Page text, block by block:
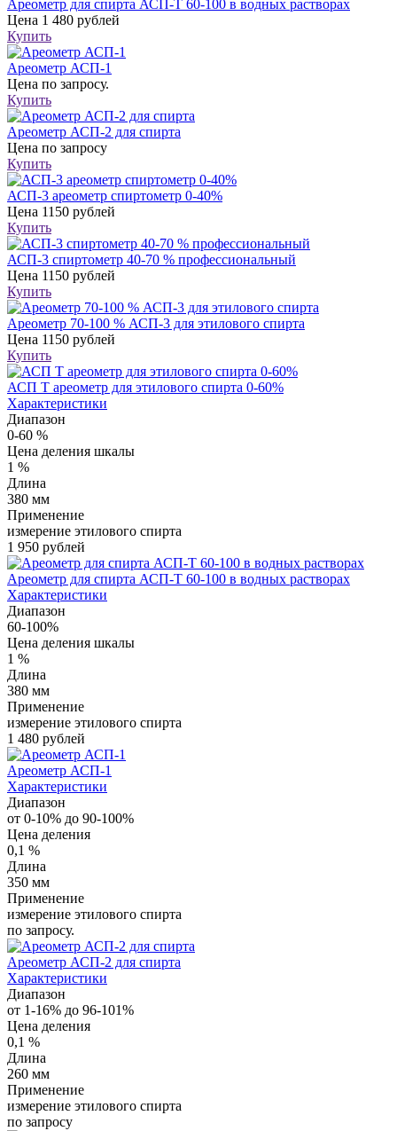
Ареометр для спирта АСП-Т 60-100 в водных растворах
Цена 1 480 рублей
Купить
Ареометр АСП-1
Цена по запросу.
Купить
Ареометр АСП-2 для спирта
Цена по запросу
Купить
АСП-3 ареометр спиртометр 0-40%
Цена 1150 рублей
Купить
АСП-3 спиртометр 40-70 % профессиональный
Цена 1150 рублей
Купить
Ареометр 70-100 % АСП-3 для этилового спирта
Цена 1150 рублей
Купить
АСП Т ареометр для этилового спирта 0-60%
Характеристики
Диапазон
0-60 %
Цена деления шкалы
1 %
Длина
380 мм
Применение
измерение этилового спирта
1 950 рублей
Ареометр для спирта АСП-Т 60-100 в водных растворах
Характеристики
Диапазон
60-100%
Цена деления шкалы
1 %
Длина
380 мм
Применение
измерение этилового спирта
1 480 рублей
Ареометр АСП-1
Характеристики
Диапазон
от 0-10% до 90-100%
Цена деления
0,1 %
Длина
350 мм
Применение
измерение этилового спирта
по запросу.
Ареометр АСП-2 для спирта
Характеристики
Диапазон
от 1-16% до 96-101%
Цена деления
0,1 %
Длина
260 мм
Применение
измерение этилового спирта
по запросу